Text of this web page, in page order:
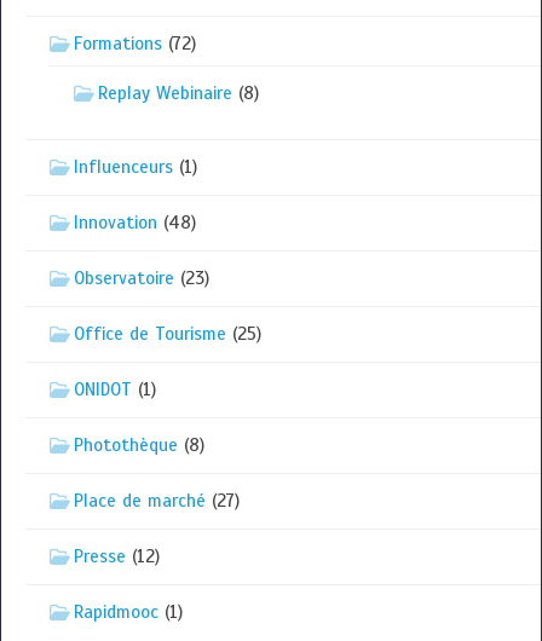
Formations (72)
Replay Webinaire (8)
Influenceurs (1)
Innovation (48)
Observatoire (23)
Office de Tourisme (25)
ONIDOT (1)
Photothèque (8)
Place de marché (27)
Presse (12)
Rapidmooc (1)